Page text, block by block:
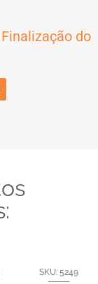
do
SKU: 5249